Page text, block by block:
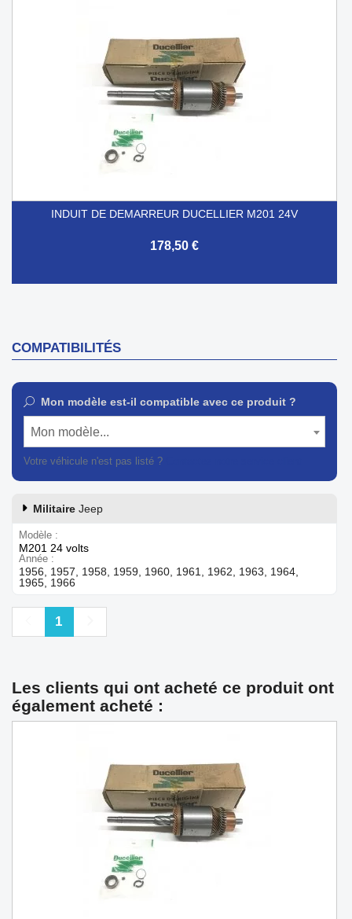
INDUIT DE DEMARREUR DUCELLIER M201 24V
178,50 €
COMPATIBILITÉS
Mon modèle est-il compatible avec ce produit ?
Mon modèle...
Votre véhicule n'est pas listé ?
Militaire Jeep
Modèle
M201 24 volts
Année
1956, 1957, 1958, 1959, 1960, 1961, 1962, 1963, 1964,
1965, 1966
Précédent
1
Les clients qui ont acheté ce produit ont
également acheté :